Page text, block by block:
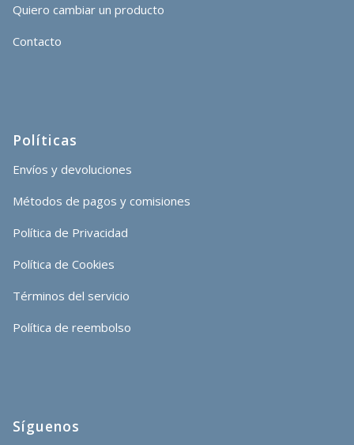
Quiero cambiar un producto
Contacto
Políticas
Envíos y devoluciones
Métodos de pagos y comisiones
Política de Privacidad
Política de Cookies
Términos del servicio
Política de reembolso
Síguenos